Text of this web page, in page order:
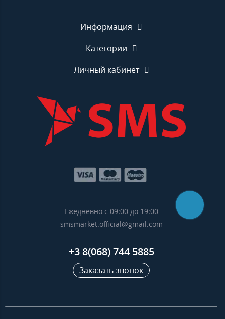
Информация
Категории
Личный кабинет
Ежедневно с 09:00 до 19:00
smsmarket.official@gmail.com
+3 8(068) 744 5885
Заказать звонок